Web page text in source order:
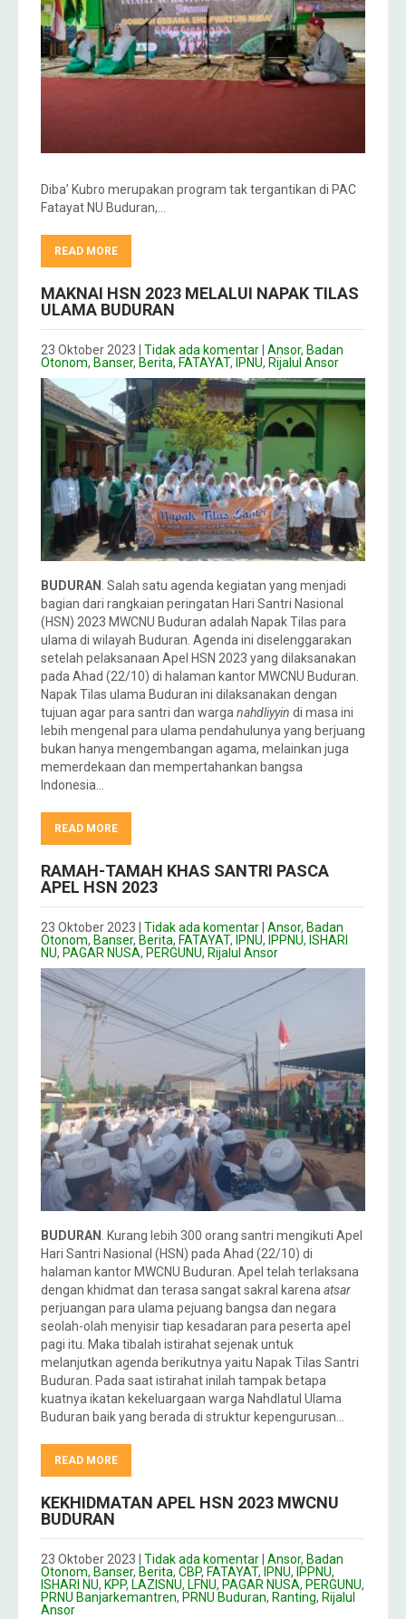
Diba’ Kubro merupakan program tak tergantikan di PAC
Fatayat NU Buduran,…
READ MORE
MAKNAI HSN 2023 MELALUI NAPAK TILAS
ULAMA BUDURAN
23 Oktober 2023 Tidak ada komentar Ansor, Badan
Otonom, Banser, Berita, FATAYAT, IPNU, Rijalul Ansor
BUDURAN . Salah satu agenda kegiatan yang menjadi
bagian dari rangkaian peringatan Hari Santri Nasional
(HSN) 2023 MWCNU Buduran adalah Napak Tilas para
ulama di wilayah Buduran. Agenda ini diselenggarakan
setelah pelaksanaan Apel HSN 2023 yang dilaksanakan
pada Ahad (22/10) di halaman kantor MWCNU Buduran.
Napak Tilas ulama Buduran ini dilaksanakan dengan
tujuan agar para santri dan warga nahdliyyin di masa ini
lebih mengenal para ulama pendahulunya yang berjuang
bukan hanya mengembangan agama, melainkan juga
memerdekaan dan mempertahankan bangsa
Indonesia…
READ MORE
RAMAH-TAMAH KHAS SANTRI PASCA
APEL HSN 2023
23 Oktober 2023 Tidak ada komentar Ansor, Badan
Otonom, Banser, Berita, FATAYAT, IPNU, IPPNU, ISHARI
NU, PAGAR NUSA, PERGUNU, Rijalul Ansor
BUDURAN . Kurang lebih 300 orang santri mengikuti Apel
Hari Santri Nasional (HSN) pada Ahad (22/10) di
halaman kantor MWCNU Buduran. Apel telah terlaksana
dengan khidmat dan terasa sangat sakral karenaatsar
perjuangan para ulama pejuang bangsa dan negara
seolah-olah menyisir tiap kesadaran para peserta apel
pagi itu. Maka tibalah istirahat sejenak untuk
melanjutkan agenda berikutnya yaitu Napak Tilas Santri
Buduran. Pada saat istirahat inilah tampak betapa
kuatnya ikatan kekeluargaan warga Nahdlatul Ulama
Buduran baik yang berada di struktur kepengurusan…
READ MORE
KEKHIDMATAN APEL HSN 2023 MWCNU
BUDURAN
23 Oktober 2023 Tidak ada komentar Ansor, Badan
Otonom, Banser, Berita, CBP, FATAYAT, IPNU, IPPNU,
ISHARI NU, KPP, LAZISNU, LFNU, PAGAR NUSA, PERGUNU,
PRNU Banjarkemantren, PRNU Buduran, Ranting, Rijalul
Ansor